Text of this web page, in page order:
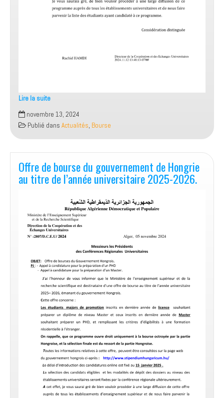
Lire la suite
Programme
de
bourses
de
la
République
d’Autriche
novembre 13, 2024
Publié dans Actualités, Bourse
Offre de bourse du gouvernement de Hongrie
au titre de l’année universitaire 2025-2026.